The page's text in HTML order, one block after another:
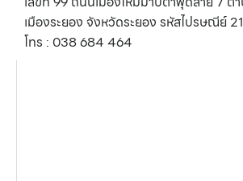
เมืองระยอง จังหวัดระยอง รหัสไปรษณีย์
โทร : 038 684 464